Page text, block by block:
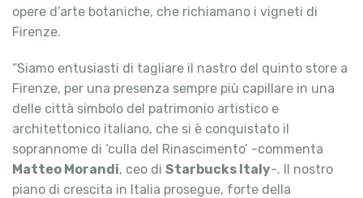
opere d’arte botaniche, che richiamano i vigneti di
Firenze.
“Siamo entusiasti di tagliare il nastro del quinto store a
Firenze, per una presenza sempre più capillare in una
delle città simbolo del patrimonio artistico e
architettonico italiano, che si è conquistato il
soprannome di ‘culla del Rinascimento’ -commenta
Matteo Morandi, ceo di Starbucks Italy-. Il nostro
piano di crescita in Italia prosegue, forte della